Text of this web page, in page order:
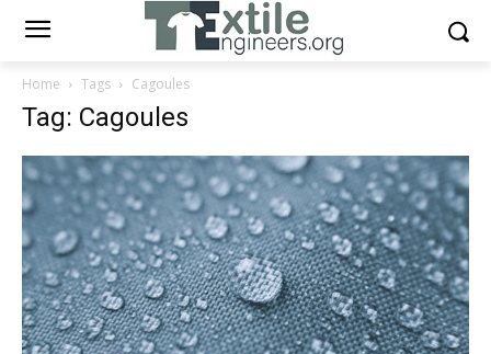
Home Tags Cagoules
Tag: Cagoules